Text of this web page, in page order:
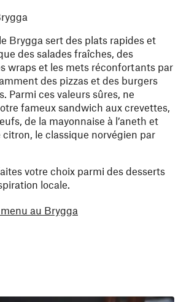
Brygga sert des plats rapides et
des salades fraîches, des
wraps et les mets réconfortants par
des pizzas et des burgers
Parmi ces valeurs sûres, ne
fameux sandwich aux crevettes,
de la mayonnaise à l’aneth et
citron, le classique norvégien par
votre choix parmi des desserts
locale.
au Brygga